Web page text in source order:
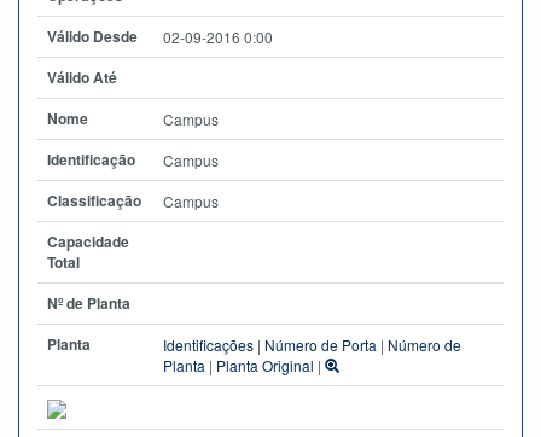
Válido Desde
02-09-2016 0:00
Válido Até
Nome
Campus
Identificação Campus
Classificação Campus
Capacidade
Total
Nº de Planta
Planta
Identificações | Número de Porta | Número de
Planta | Planta Original |